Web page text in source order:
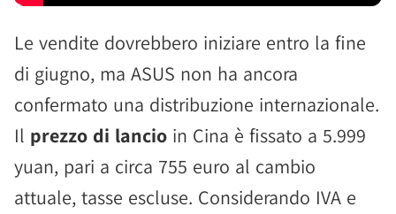
Le vendite dovrebbero iniziare entro la fine
di giugno, ma ASUS non ha ancora
confermato una distribuzione internazionale.
Il prezzo di lancio in Cina è fissato a 5.999
yuan, pari a circa 755 euro al cambio
attuale, tasse escluse. Considerando IVA e